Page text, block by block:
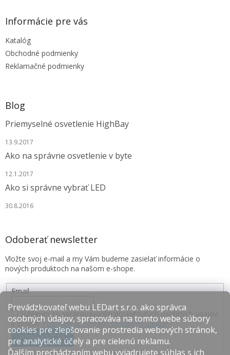
Prevádzkovateľ webu LEDart s.r.o. ako správca
osobných údajov, spracováva na tomto webe súbory
cookies pre zlepšovanie prostredia webových stránok,
pre analytické účely a pre cielenú reklamu.
Ďalším prechádzaním webu vyjadrujete súhlas s ich
Informácie pre vás
Katalóg
Obchodné podmienky
Reklamačné podmienky
Blog
Priemyselné osvetlenie HighBay
13.9.2017
Ako na správne osvetlenie v byte
12.1.2017
Ako si správne vybrať LED
30.8.2016
Odoberať newsletter
Vložte svoj e-mail a my Vám budeme zasielať informácie o
nových produktoch na našom e-shope.
Email
Súhlasím so spracovávaním poskytnutých osobných údajov
v zmysle Podmienok ochrany osobných údajov.
PRIHLÁSIŤ SA